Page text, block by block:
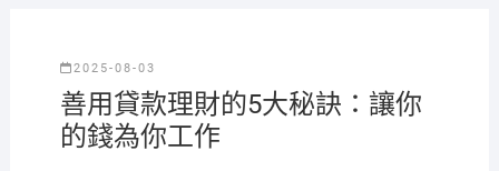
2025-08-03
善用貸款理財的5大秘訣：讓你
的錢為你工作